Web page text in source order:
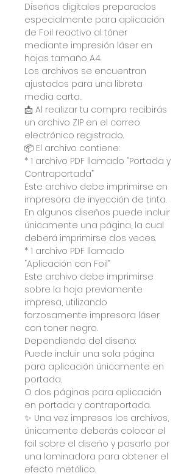
Diseños digitales preparados
especialmente para aplicación
de Foil reactivo al tóner
mediante impresión láser en
hojas tamaño A4.
Los archivos se encuentran
ajustados para una libreta
media carta.
📩 Al realizar tu compra recibirás
un archivo ZIP en el correo
electrónico registrado.
📦 El archivo contiene:
* 1 archivo PDF llamado “Portada y
Contraportada”
Este archivo debe imprimirse en
impresora de inyección de tinta.
En algunos diseños puede incluir
únicamente una página, la cual
deberá imprimirse dos veces.
* 1 archivo PDF llamado
“Aplicación con Foil”
Este archivo debe imprimirse
sobre la hoja previamente
impresa, utilizando
forzosamente impresora láser
con toner negro.
Dependiendo del diseño:
Puede incluir una sola página
para aplicación únicamente en
portada.
O dos páginas para aplicación
en portada y contraportada.
✨ Una vez impresos los archivos,
únicamente deberás colocar el
foil sobre el diseño y pasarlo por
una laminadora para obtener el
efecto metálico.